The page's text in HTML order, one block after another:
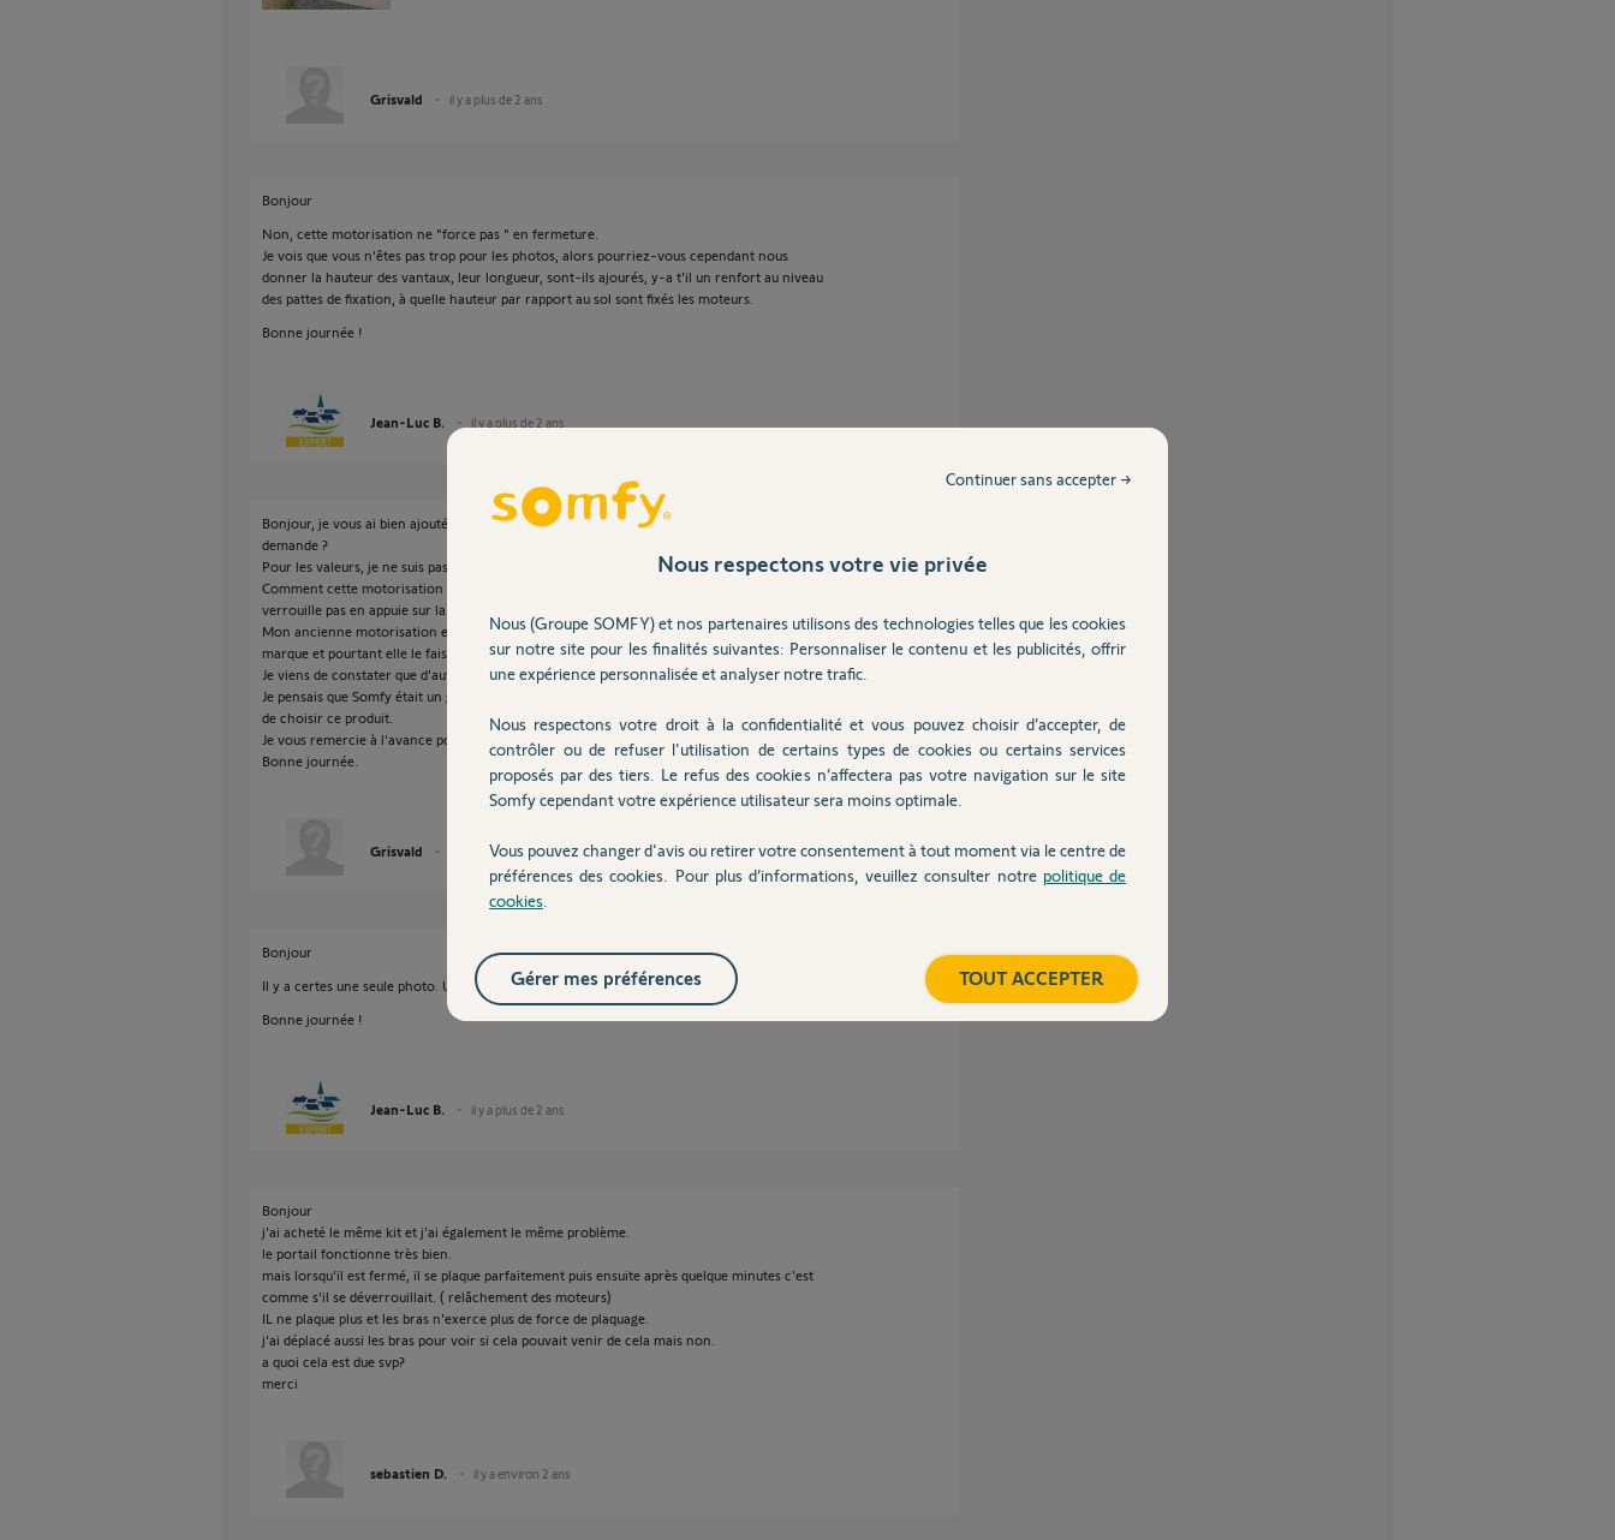
Grisvald il y a plus de 2 ans
Bonjour
Non, cette motorisation ne "force pas " en fermeture.
Je vois que vous n'êtes pas trop pour les photos, alors pourriez-vous cependant nous
donner la hauteur des vantaux, leur longueur, sont-ils ajourés, y-a t'il un renfort au niveau
des pattes de fixation, à quelle hauteur par rapport au sol sont fixés les moteurs.
Bonne journée !
Jean-Luc B. il y a plus de 2 ans
Bonjour, je vous ai bien ajouté une photo dans mon dernier post. Réponds elle à votre
demande ?
Pour les valeurs, je ne suis pas sur place pour mesurer mais je le ferai dès que possible.
Comment cette motorisation peut elle fermer correctement les portails si elle ne se
verrouille pas en appuie sur la butée centrale ?
Mon ancienne motorisation etait acheté chez Brico Dépot ce n'était pas une grande
marque et pourtant elle le faisait.
Je viens de constater que d'autre post sur le forum existent sur le même sujet.
Je pensais que Somfy était un gage de qualité. J'aurai du me renseigner au préalable avant
de choisir ce produit.
Je vous remercie à l'avance pour vos réponses.
Bonne journée.
Grisvald il y a plus de 2 ans
Bonjour
Il y a certes une seule photo. Une ou deux photos de l'ensemble seraient bienvenues.
Bonne journée !
Jean-Luc B. il y a plus de 2 ans
Bonjour
j'ai acheté le même kit et j'ai également le même problème.
le portail fonctionne très bien.
mais lorsqu'il est fermé, il se plaque parfaitement puis ensuite après quelque minutes c'est
comme s'il se déverrouillait. ( relâchement des moteurs)
IL ne plaque plus et les bras n'exerce plus de force de plaquage.
j'ai déplacé aussi les bras pour voir si cela pouvait venir de cela mais non.
a quoi cela est due svp?
merci
sebastien D. il y a environ 2 ans
Nous respectons votre vie privée
Nous (Groupe SOMFY) et nos partenaires utilisons des technologies telles que les cookies
sur notre site pour les finalités suivantes: Personnaliser le contenu et les publicités, offrir
une expérience personnalisée et analyser notre trafic.
Nous respectons votre droit à la confidentialité et vous pouvez choisir d’accepter, de
contrôler ou de refuser l'utilisation de certains types de cookies ou certains services
proposés par des tiers. Le refus des cookies n’affectera pas votre navigation sur le site
Somfy cependant votre expérience utilisateur sera moins optimale.
Vous pouvez changer d'avis ou retirer votre consentement à tout moment via le centre de
préférences des cookies. Pour plus d’informations, veuillez consulter notre politique de
cookies
Continuer sans accepter →
TOUT ACCEPTER
Gérer mes préférences